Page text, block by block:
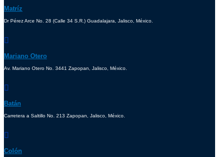
Matríz
Dr Pérez Arce No. 28 (Calle 34 S.R.) Guadalajara, Jalisco, México.
Mariano Otero
Av. Mariano Otero No. 3441 Zapopan, Jalisco, México.
Batán
Carretera a Saltillo No. 213 Zapopan, Jalisco, México.
Colón